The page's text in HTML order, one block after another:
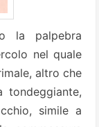
la palpebra
nel quale
altro che
tondeggiante,
simile a